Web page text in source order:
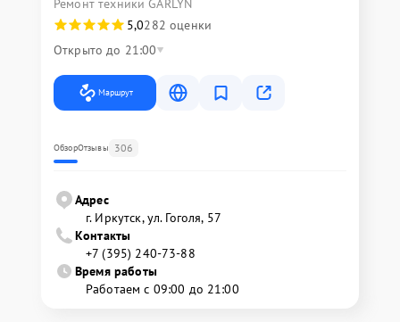
Ремонт техники GARLYN
5,0282 оценки
Открыто до 21:00
Маршрут
ОбзорОтзывы 306
Адрес
г. Иркутск, ул. ​Гоголя, 57
Контакты
+7 (395) 240-73-88
Время работы
Работаем с 09:00 до 21:00